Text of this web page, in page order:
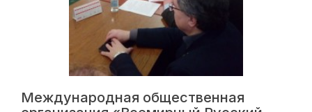
Международная общественная